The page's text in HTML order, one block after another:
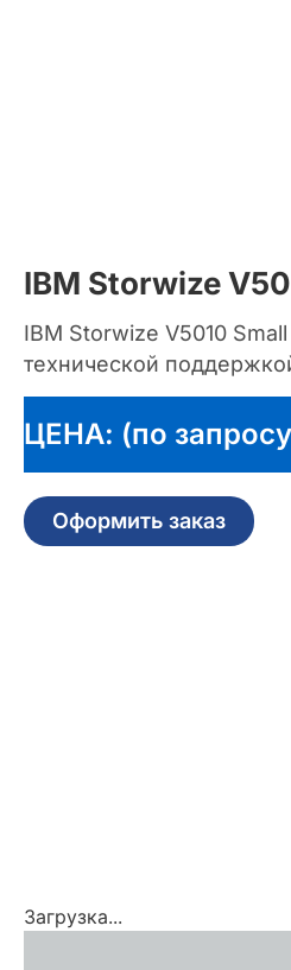
IBM Storwize
IBM Storwize V5010
технической
ЦЕНА: (по
Оформить заказ
Загрузка...